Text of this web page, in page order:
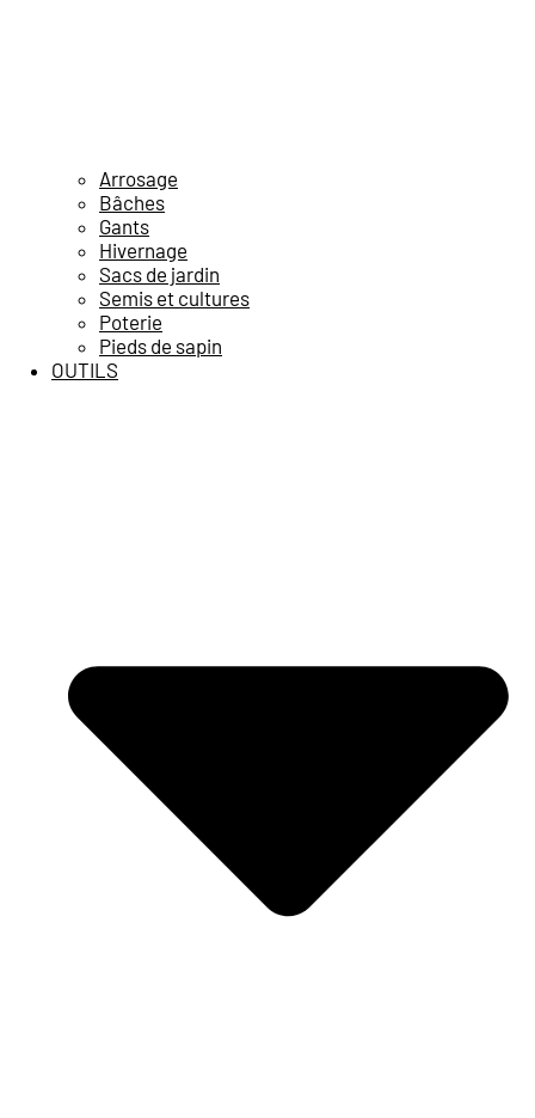
Arrosage
Bâches
Gants
Hivernage
Sacs de jardin
Semis et cultures
Poterie
Pieds de sapin
OUTILS